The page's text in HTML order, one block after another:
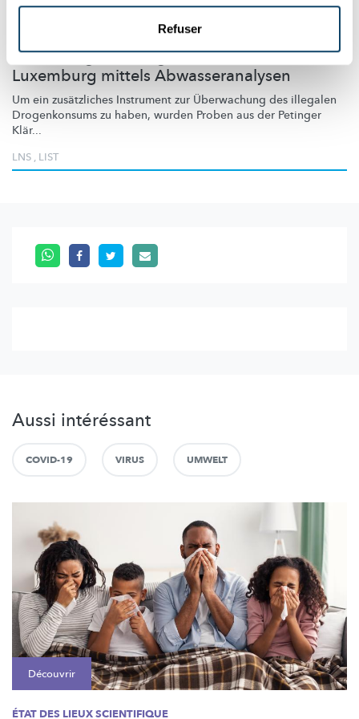
Refuser
DROGEN IM LUXEMBURGER ABWASSER
Monitoring des Drogenkonsums in
Luxemburg mittels Abwasseranalysen
Um ein zusätzliches Instrument zur Überwachung des illegalen
Drogenkonsums zu haben, wurden Proben aus der Petinger
Klär...
LNS , LIST
Aussi intéréssant
COVID-19 VIRUS UMWELT
Découvrir
ÉTAT DES LIEUX SCIENTIFIQUE